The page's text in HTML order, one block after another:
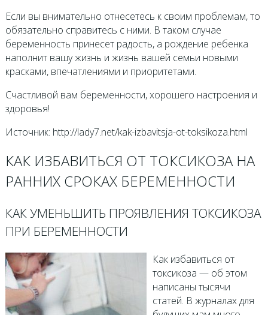
Если вы внимательно отнесетесь к своим проблемам, то
обязательно справитесь с ними. В таком случае
беременность принесет радость, а рождение ребенка
наполнит вашу жизнь и жизнь вашей семьи новыми
красками, впечатлениями и приоритетами.
Счастливой вам беременности, хорошего настроения и
здоровья!
Источник: http://lady7.net/kak-izbavitsja-ot-toksikoza.html
КАК ИЗБАВИТЬСЯ ОТ ТОКСИКОЗА НА
РАННИХ СРОКАХ БЕРЕМЕННОСТИ
КАК УМЕНЬШИТЬ ПРОЯВЛЕНИЯ ТОКСИКОЗА
ПРИ БЕРЕМЕННОСТИ
Как избавиться от
токсикоза — об этом
написаны тысячи
статей. В журналах для